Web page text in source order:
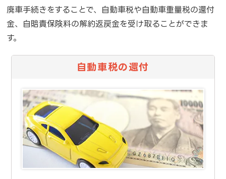
廃車手続きをすることで、自動車税や自動車重量税の還付
金、自賠責保険料の解約返戻金を受け取ることができま
す。
自動車税の還付